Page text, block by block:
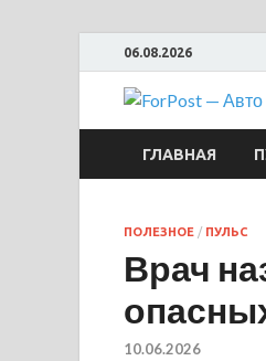
06.08.2026
ГЛАВНАЯ
ПОЛЕЗНОЕ / ПУЛЬС
Врач
10.06.2026